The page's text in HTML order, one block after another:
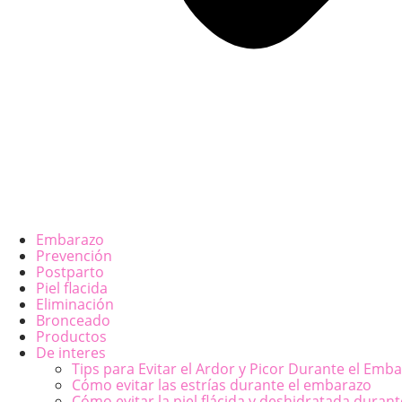
Embarazo
Prevención
Postparto
Piel flacida
Eliminación
Bronceado
Productos
De interes
Tips para Evitar el Ardor y Picor Durante el
Cómo evitar las estrías durante el embarazo